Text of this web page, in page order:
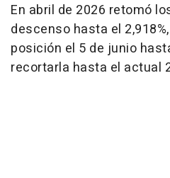
En abril de 2026 retomó
descenso hasta el
posición el 5 de junio
recortarla hasta el actual